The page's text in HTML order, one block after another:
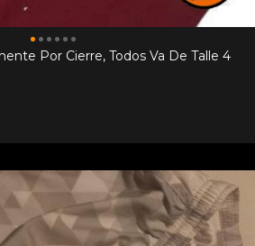
Por Cierre, Todos Va De Talle 4